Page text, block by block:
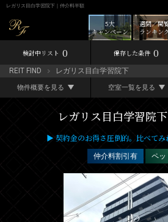
レガリス目白学習院下｜仲介料半額
週間／閲
ランキン
5大
キャンペーン
検討中リスト 0 保存した条件 0
REIT FIND レガリス目白学習院下
物件概要を見る 空室一覧を見る
レガリス目白学習院下
▶ 契約金のお得さ圧倒的。比べて
仲介料割引有 ペッ